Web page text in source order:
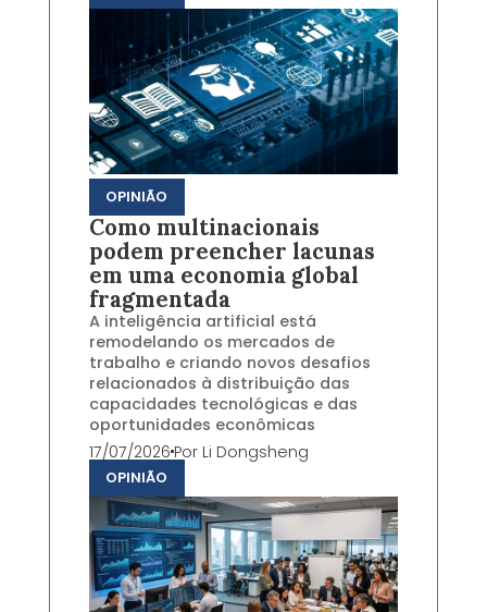
OPINIÃO
Como multinacionais
podem preencher lacunas
em uma economia global
fragmentada
A inteligência artificial está
remodelando os mercados de
trabalho e criando novos desafios
relacionados à distribuição das
capacidades tecnológicas e das
oportunidades econômicas
17/07/2026Por Li Dongsheng
OPINIÃO